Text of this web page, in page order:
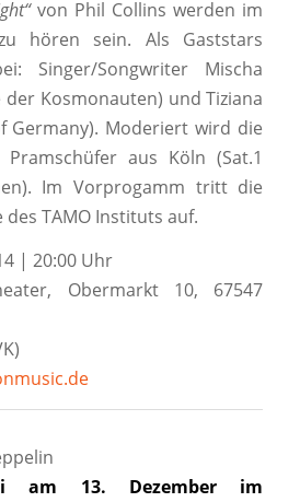
von Phil Collins werden im
hören sein. Als Gaststars
Singer/Songwriter Mischa
der Kosmonauten) und Tiziana
Germany). Moderiert wird die
aus Köln (Sat.1
Im Vorprogamm tritt die
TAMO Instituts auf.
| 20:00 Uhr
Obermarkt 10, 67547
am 13. Dezember im